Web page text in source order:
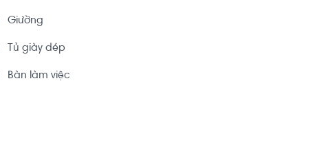
Giường
Tủ giày dép
Bàn làm việc